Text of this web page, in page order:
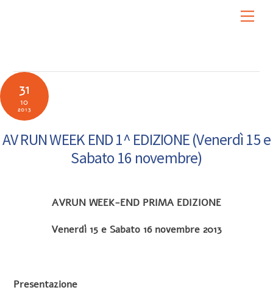
31
10
2013
AV RUN WEEK END 1^ EDIZIONE (Venerdì 15 e
Sabato 16 novembre)
AVRUN WEEK-END PRIMA EDIZIONE
Venerdì 15 e Sabato 16 novembre 2013
Presentazione